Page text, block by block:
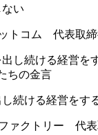
い
ットコム 代表取
ちの金言
続ける経営をす
ファクトリー 代